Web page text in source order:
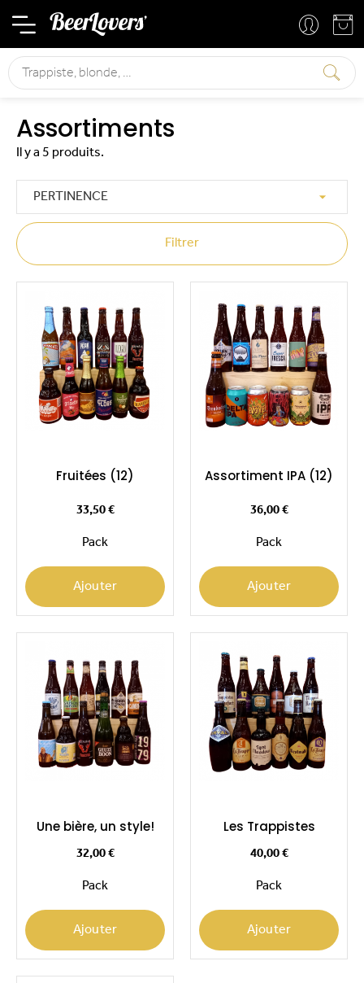
Assortiments
Il y a 5 produits.
PERTINENCE 
Filtrer
Fruitées (12)
33,50 €
Pack
Ajouter
Assortiment IPA (12)
36,00 €
Pack
Ajouter
Une bière, un style!
32,00 €
Pack
Ajouter
Les Trappistes
40,00 €
Pack
Ajouter